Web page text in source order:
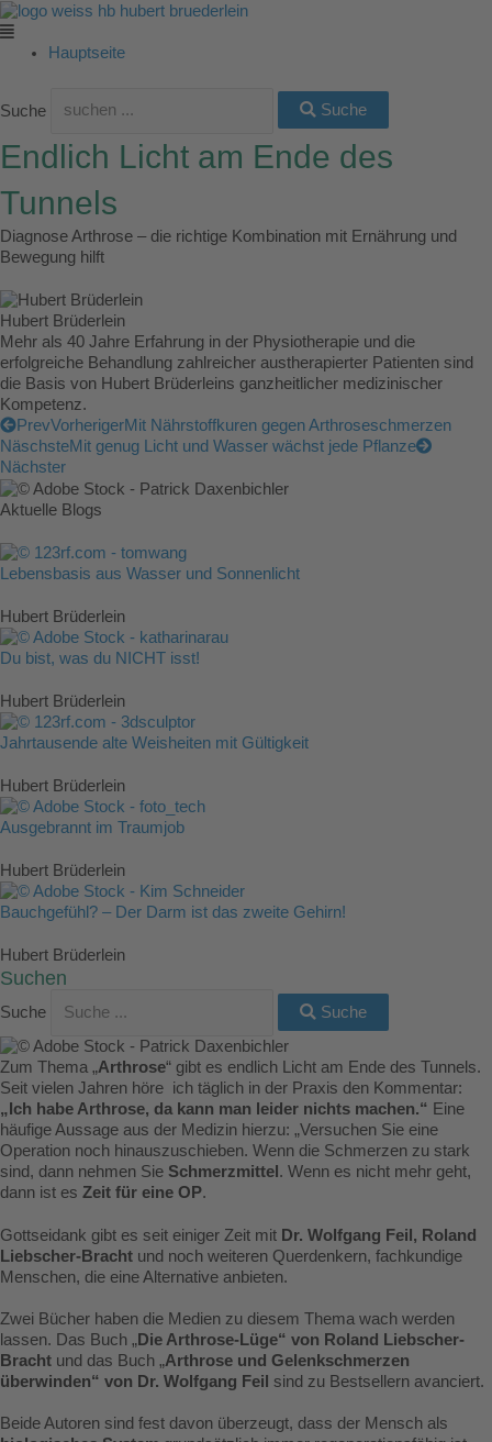
Zum
Inhalt
springen
Main
Menu
Hauptseite
Suche Suche
Endlich Licht am Ende des
Tunnels
Diagnose Arthrose – die richtige Kombination mit Ernährung und
Bewegung hilft
Hubert Brüderlein
Mehr als 40 Jahre Erfahrung in der Physiotherapie und die
erfolgreiche Behandlung zahlreicher austherapierter Patienten sind
die Basis von Hubert Brüderleins ganzheitlicher medizinischer
Kompetenz.
PrevVorherigerMit Nährstoffkuren gegen Arthroseschmerzen
NäschsteMit genug Licht und Wasser wächst jede Pflanze
Nächster
Aktuelle Blogs
Lebensbasis aus Wasser und Sonnenlicht
Hubert Brüderlein
Du bist, was du NICHT isst!
Hubert Brüderlein
Jahrtausende alte Weisheiten mit Gültigkeit
Hubert Brüderlein
Ausgebrannt im Traumjob
Hubert Brüderlein
Bauchgefühl? – Der Darm ist das zweite Gehirn!
Hubert Brüderlein
Suchen
Suche Suche
Zum Thema „Arthrose“ gibt es endlich Licht am Ende des Tunnels.
Seit vielen Jahren höre ich täglich in der Praxis den Kommentar:
„Ich habe Arthrose, da kann man leider nichts machen.“ Eine
häufige Aussage aus der Medizin hierzu: „Versuchen Sie eine
Operation noch hinauszuschieben. Wenn die Schmerzen zu stark
sind, dann nehmen Sie Schmerzmittel . Wenn es nicht mehr geht,
dann ist es Zeit für eine OP.
Gottseidank gibt es seit einiger Zeit mit Dr. Wolfgang Feil, Roland
Liebscher-Bracht und noch weiteren Querdenkern, fachkundige
Menschen, die eine Alternative anbieten.
Zwei Bücher haben die Medien zu diesem Thema wach werden
lassen. Das Buch „Die Arthrose-Lüge“ von Roland Liebscher-
Bracht und das Buch „Arthrose und Gelenkschmerzen
überwinden“ von Dr. Wolfgang Feil sind zu Bestsellern avanciert.
Beide Autoren sind fest davon überzeugt, dass der Mensch als
Main
Menu
Main
Menu
Main
Menu
Main
Menu